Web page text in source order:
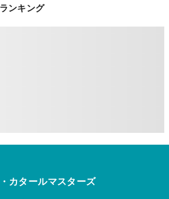
ンキング
カタールマスターズ